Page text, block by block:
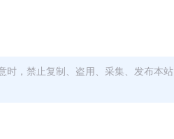
时，禁止复制、盗用、采集、发布本站